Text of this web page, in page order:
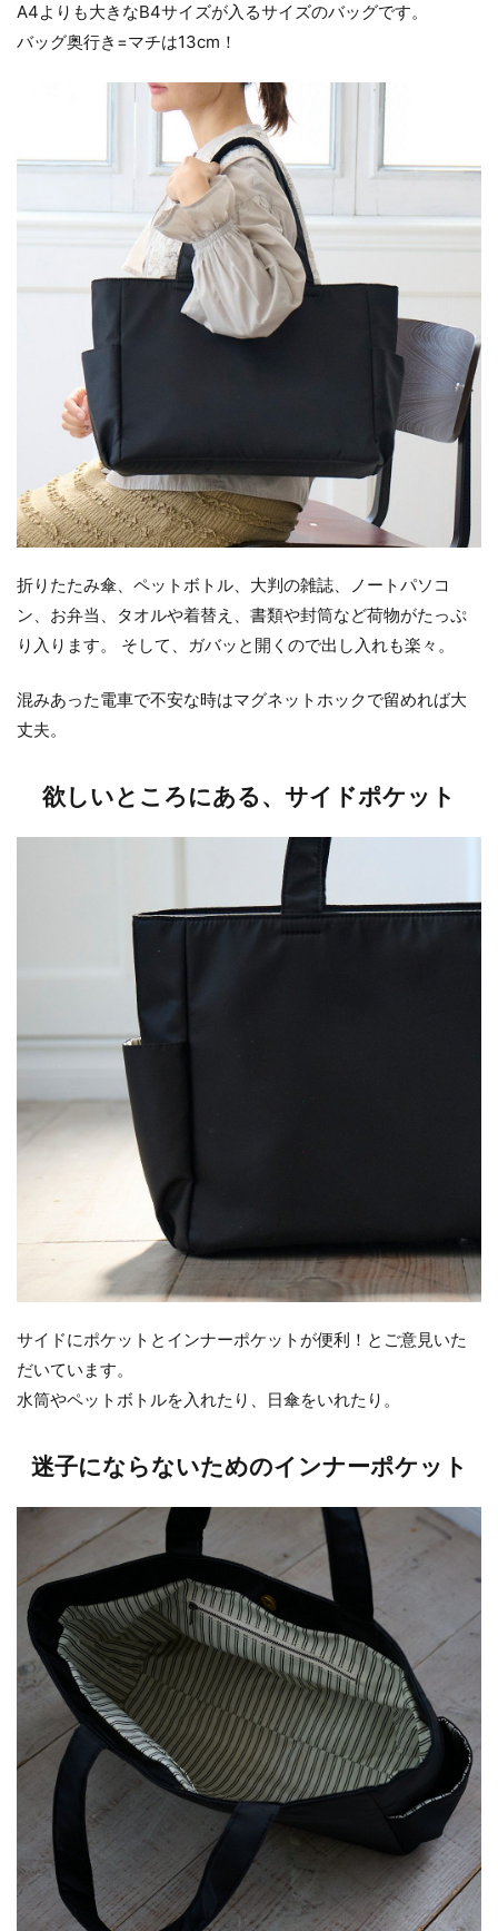
A4よりも大きなB4サイズが入るサイズのバッグです。
バッグ奥行き=マチは13cm！
折りたたみ傘、ペットボトル、大判の雑誌、ノートパソコ
ン、お弁当、タオルや着替え、書類や封筒など荷物がたっぷ
り入ります。 そして、ガバッと開くので出し入れも楽々。
混みあった電車で不安な時はマグネットホックで留めれば大
丈夫。
欲しいところにある、サイドポケット
サイドにポケットとインナーポケットが便利！とご意見いた
だいています。
水筒やペットボトルを入れたり、日傘をいれたり。
迷子にならないためのインナーポケット